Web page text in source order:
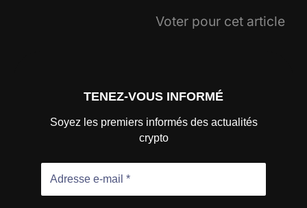
Voter pour cet article
TENEZ-VOUS INFORMÉ
Soyez les premiers informés des actualités
crypto